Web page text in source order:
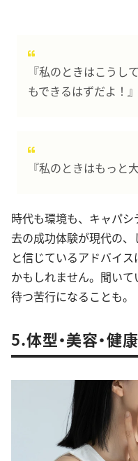
『私のときはこうし
もできるはずだよ！』
『私のときはもっと
時代も環境も、キャパ
去の成功体験が現代の
と信じているアドバイ
かもしれません。聞い
待つ苦行になることも。
5.体型・美容・健